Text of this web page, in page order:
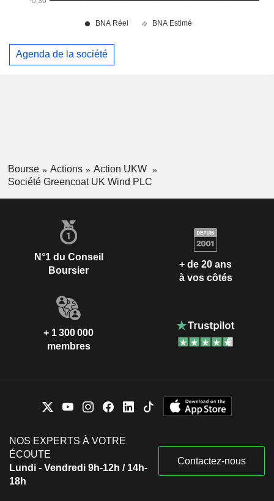
Agenda de la société
Bourse Actions
Action UKW
Société Greencoat UK Wind PLC
N°1 du Conseil
Boursier
+ de 20 ans
à vos côtés
+ 1 300 000
membres
NOS EXPERTS À VOTRE
ÉCOUTE
Lundi - Vendredi 9h-12h / 14h-
18h
Contactez-nous